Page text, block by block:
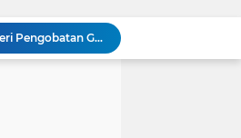
Rangkul Komunitas Ojol, Kapolres Purwakarta Perkuat Sinergi Jaga Kamtibmas Dan Keselamatan Berlalu Lintas